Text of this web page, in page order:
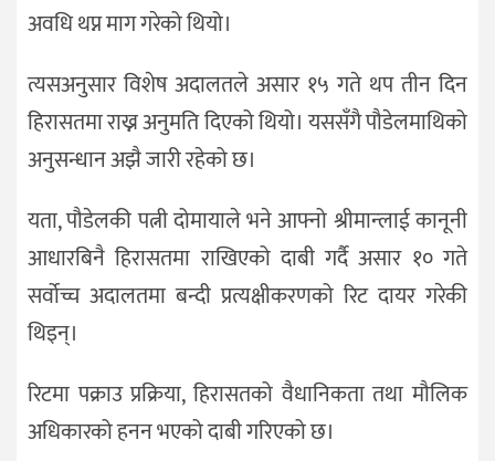
अवधि थप्न माग गरेको थियो।
त्यसअनुसार विशेष अदालतले असार १५ गते थप तीन दिन
हिरासतमा राख्न अनुमति दिएको थियो। यससँगै पौडेलमाथिको
अनुसन्धान अझै जारी रहेको छ।
यता, पौडेलकी पत्नी दोमायाले भने आफ्नो श्रीमान्लाई कानूनी
आधारबिनै हिरासतमा राखिएको दाबी गर्दै असार १० गते
सर्वोच्च अदालतमा बन्दी प्रत्यक्षीकरणको रिट दायर गरेकी
थिइन्।
रिटमा पक्राउ प्रक्रिया, हिरासतको वैधानिकता तथा मौलिक
अधिकारको हनन भएको दाबी गरिएको छ।